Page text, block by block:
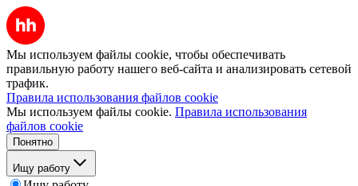
Мы используем файлы cookie, чтобы обеспечивать
правильную работу нашего веб-сайта и анализировать сетевой
трафик.
Правила использования файлов cookie
Мы используем файлы cookie. Правила использования
файлов cookie
Понятно
Ищу работу